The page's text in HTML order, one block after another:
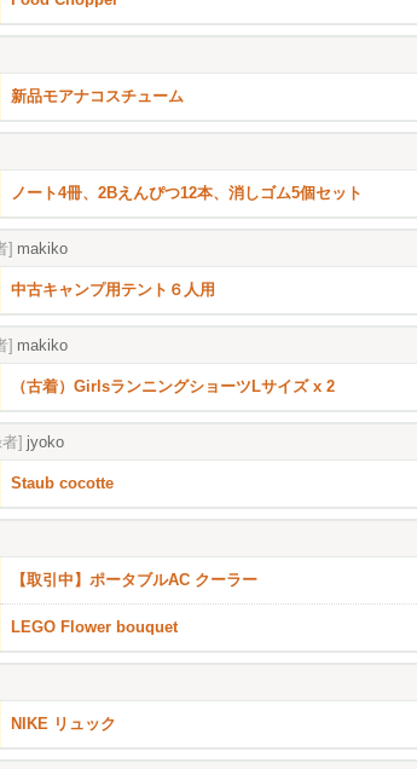
新品モアナコスチューム
ノート4冊、2Bえんぴつ12本、消しゴム5個セット
] makiko
中古キャンプ用テント６人用
] makiko
（古着）GirlsランニングショーツLサイズ x 2
] jyoko
Staub cocotte
【取引中】ポータブルAC クーラー
LEGO Flower bouquet
NIKE リュック